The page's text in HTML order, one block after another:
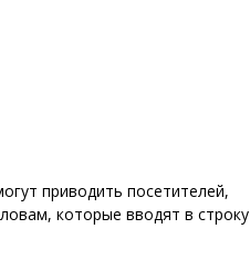
приводить посетителей,
которые вводят в строку